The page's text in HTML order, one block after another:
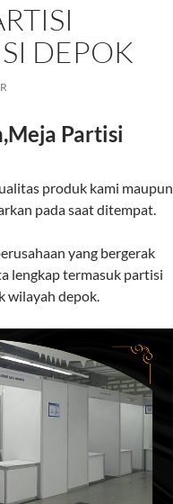
DEPOK
Partisi
produk kami maupun
pada saat ditempat.
yang bergerak
lengkap termasuk partisi
wilayah depok.